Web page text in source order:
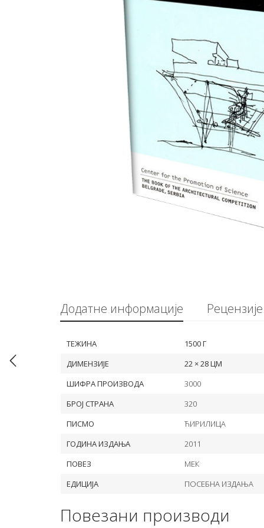
Додатне информације
ТЕЖИНА
1500 Г
ДИМЕНЗИЈЕ
22 × 28 ЦМ
ШИФРА ПРОИЗВОДА
3000
БРОЈ СТРАНА
320
ПИСМО
ЋИРИЛИЦА
ГОДИНА ИЗДАЊА
2011
ПОВЕЗ
МЕК
ЕДИЦИЈА
ПОСЕБНА ИЗДАЊА
Повезани производи